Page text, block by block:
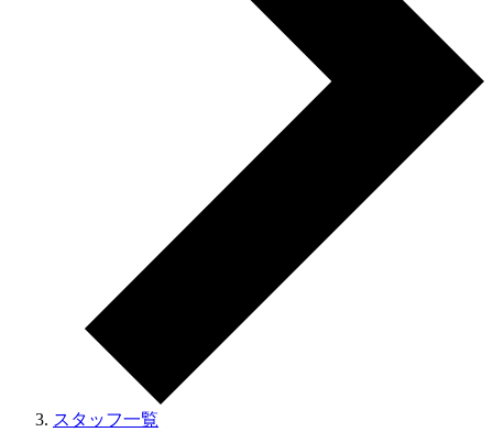
スタッフ一覧